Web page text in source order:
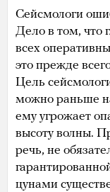
Сейсмологи
Дело в том, что
всех
это прежде
Цель
можно раньше
ему угрожает
высоту волны.
речь, не
цунами